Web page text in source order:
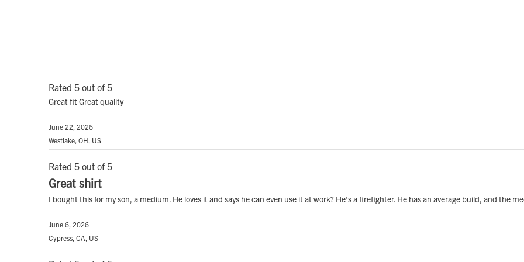
Rated 5 out of 5
Great fit Great quality
June 22, 2026
Westlake, OH, US
Rated 5 out of 5
Great shirt
I bought this for my son, a medium. He loves it and says he can even use it at work? He's a firefighter. He has an average build, and the
June 6, 2026
Cypress, CA, US